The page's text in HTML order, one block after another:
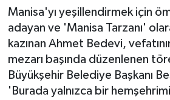
Manisa'yı yeşillendirmek için
adayan ve 'Manisa Tarzanı'
kazınan Ahmet Bedevi,
mezarı başında düzenlenen
Büyükşehir Belediye Başkanı
'Burada yalnızca bir
Bölge
Canlı Maç
Son Dakika Haberleri